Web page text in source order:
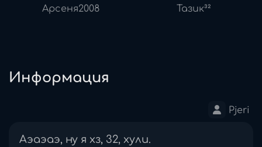
Арсеня2008 Тазик³²
Информация
Аэаэаэ, ну я хз, 32, хули.
Pjeri